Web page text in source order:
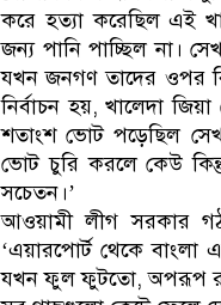
করে হত্যা করেছিল এই
জন্য পানি পাচ্ছিল না।
যখন জনগণ তাদের ওপর
নির্বাচন হয়, খালেদা
শতাংশ ভোট পড়েছিল
ভোট চুরি করলে কেউ
সচেতন।’
আওয়ামী লীগ সরকার
‘এয়ারপোর্ট থেকে বাংলা
যখন ফুল ফুটতো, অপরূপ